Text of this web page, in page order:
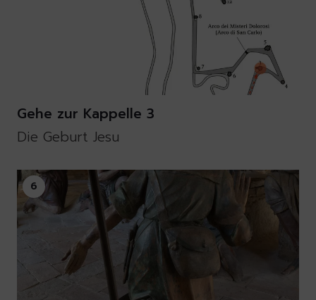
Gehe zur Kappelle 3
Die Geburt Jesu
6